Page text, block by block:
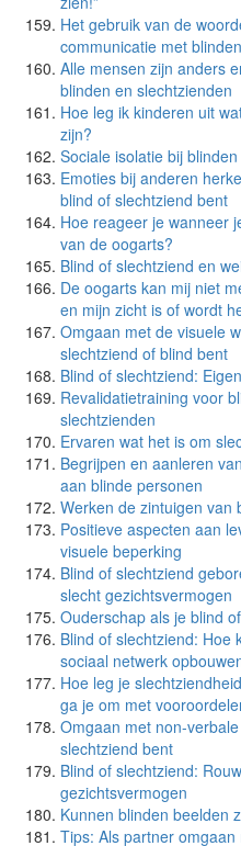
Het gebruik van de
communicatie met
Alle mensen zijn anders
blinden en slechtzienden
Hoe leg ik kinderen uit
zijn?
Sociale isolatie bij
Emoties bij anderen
blind of slechtziend bent
Hoe reageer je wanneer
van de oogarts?
Blind of slechtziend en
De oogarts kan mij niet
en mijn zicht is of wordt
Omgaan met de visuele
slechtziend of blind bent
Blind of slechtziend:
Revalidatietraining voor
slechtzienden
Ervaren wat het is om
Begrijpen en aanleren
aan blinde personen
Werken de zintuigen van
Positieve aspecten aan
visuele beperking
Blind of slechtziend
slecht gezichtsvermogen
Ouderschap als je blind
Blind of slechtziend: Hoe
sociaal netwerk
Hoe leg je
ga je om met
Omgaan met non-
slechtziend bent
Blind of slechtziend:
gezichtsvermogen
Kunnen blinden beelden
Tips: Als partner omgaan